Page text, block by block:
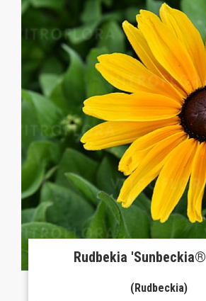
Rudbekia
(Rudbeckia)